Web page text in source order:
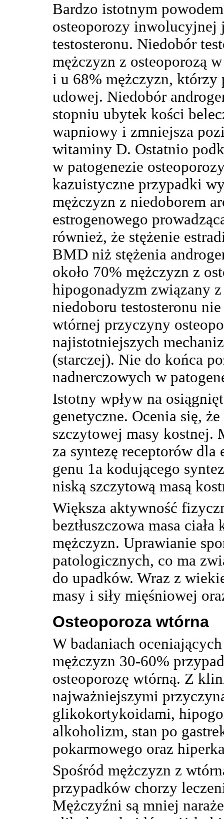
Bardzo istotnym
osteoporozy inwolucyjnej
testosteronu. Niedobór
mężczyzn z osteoporozą
i u 68% mężczyzn, którzy
udowej. Niedobór
stopniu ubytek kości
wapniowy i zmniejsza
witaminy D. Ostatnio
w patogenezie
kazuistyczne przypadki
mężczyzn z niedoborem
estrogenowego
również, że stężenie
BMD niż stężenia
około 70% mężczyzn z
hipogonadyzm związany
niedoboru testosteronu
wtórnej przyczyny
najistotniejszych
(starczej). Nie do końca
nadnerczowych w
Istotny wpływ na
genetyczne. Ocenia się,
szczytowej masy kostnej.
za syntezę receptorów
genu 1a kodującego
niską szczytową masą
Większa aktywność
beztłuszczowa masa
mężczyzn. Uprawianie
patologicznych, co ma
do upadków. Wraz z
masy i siły mięśniowej
Osteoporoza wtórna
W badaniach
mężczyzn 30-60%
osteoporozę wtórną. Z
najważniejszymi
glikokortykoidami,
alkoholizm, stan po
pokarmowego oraz
Spośród mężczyzn z
przypadków chorzy
Mężczyźni są mniej